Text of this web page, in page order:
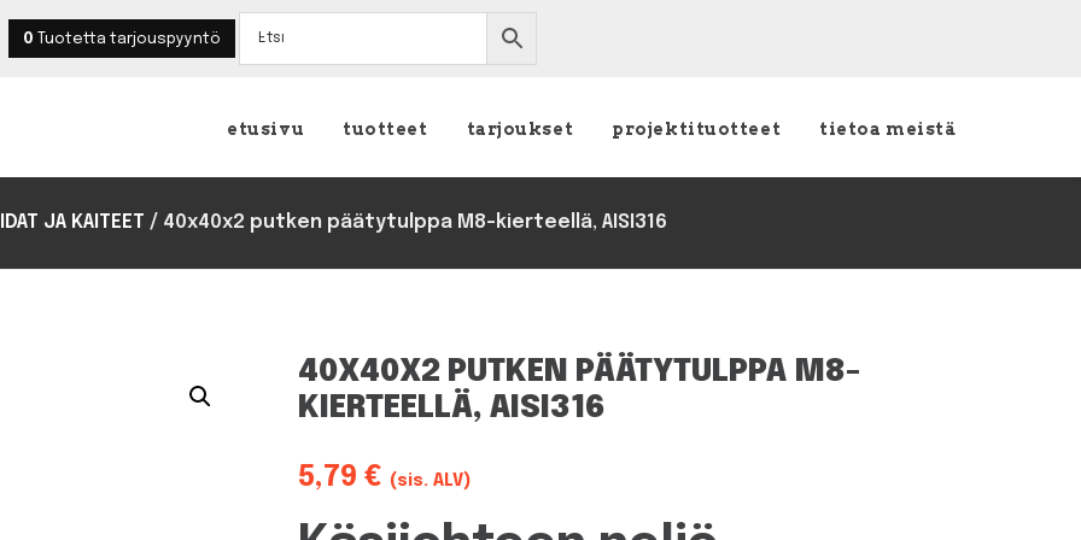
0 Tuotetta tarjouspyyntö
etusivu tuotteet tarjoukset projektituotteet tietoa meistä
JA KAITEET / 40x40x2 putken päätytulppa M8-kierteellä, AISI316
40X40X2 PUTKEN PÄÄTYTULPPA M8-
KIERTEELLÄ, AISI316
5,79 € (sis. ALV)